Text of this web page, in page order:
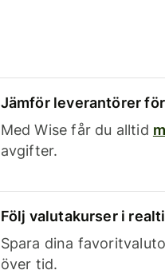
Jämför leverantörer
Med Wise får du alltid
avgifter.
Följ valutakurser i
Spara dina
över tid.